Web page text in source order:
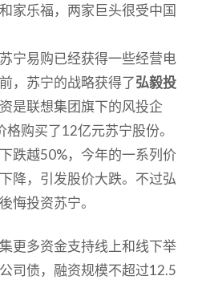
家乐福，两家巨头很受中国
宁易购已经获得一些经营电
，苏宁的战略获得了弘毅投
是联想集团旗下的风投企
购买了12亿元苏宁股份。
跌越50%，今年的一系列价
降，引发股价大跌。不过弘
悔投资苏宁。
更多资金支持线上和线下举
司债，融资规模不超过12.5